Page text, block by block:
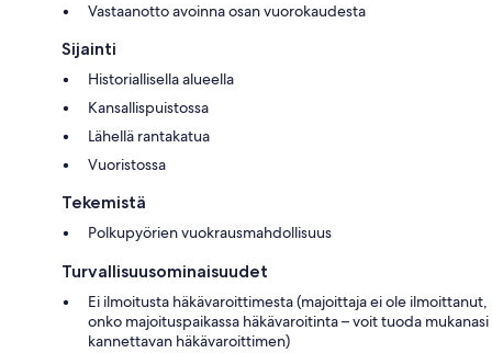
Vastaanotto avoinna osan vuorokaudesta
Sijainti
Historiallisella alueella
Kansallispuistossa
Lähellä rantakatua
Vuoristossa
Tekemistä
Polkupyörien vuokrausmahdollisuus
Turvallisuusominaisuudet
Ei ilmoitusta häkävaroittimesta (majoittaja ei ole ilmoittanut,
onko majoituspaikassa häkävaroitinta – voit tuoda mukanasi
kannettavan häkävaroittimen)